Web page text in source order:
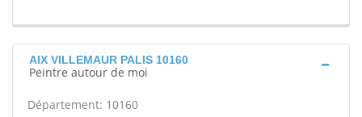
AIX VILLEMAUR PALIS 10160
Peintre autour de moi
Département: 10160